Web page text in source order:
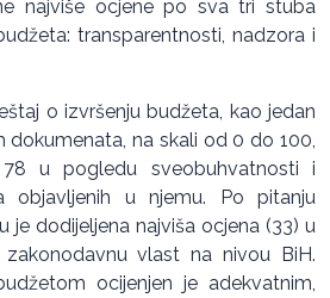
najviše ocjene po sva tri stuba
transparentnosti, nadzora i
o izvršenju budžeta, kao jedan
dokumenata, na skali od 0 do 100,
u pogledu sveobuhvatnosti i
objavljenih u njemu. Po pitanju
je dodijeljena najviša ocjena (33) u
vlast na nivou BiH.
ocijenjen je adekvatnim,